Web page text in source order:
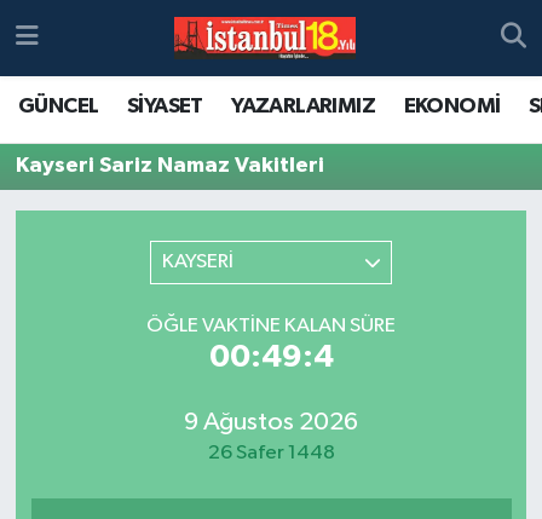
GÜNCEL SİYASET YAZARLARIMIZ EKONOMİ
Kayseri Sariz Namaz Vakitleri
KAYSERİ
ÖĞLE VAKTINE KALAN SÜRE
00:49:4
9 Ağustos 2026
26 Safer 1448